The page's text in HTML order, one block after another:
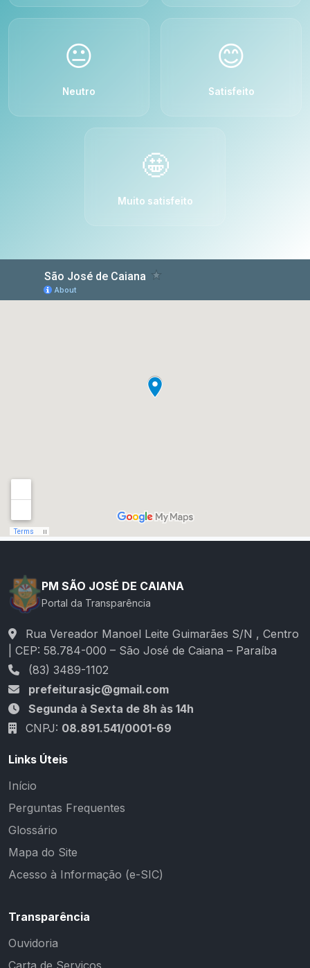
😐
Neutro
😊
Satisfeito
🤩
Muito satisfeito
PM SÃO JOSÉ DE CAIANA
Portal da Transparência
Rua Vereador Manoel Leite Guimarães S/N , Centro
| CEP: 58.784-000 – São José de Caiana – Paraíba
(83) 3489-1102
prefeiturasjc@gmail.com
Segunda à Sexta de 8h às 14h
CNPJ: 08.891.541/0001-69
Links Úteis
Início
Perguntas Frequentes
Glossário
Mapa do Site
Acesso à Informação (e-SIC)
Transparência
Ouvidoria